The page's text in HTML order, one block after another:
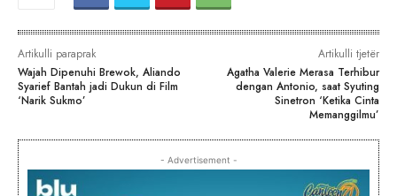
Artikulli paraprak
Wajah Dipenuhi Brewok, Aliando
Syarief Bantah jadi Dukun di Film
‘Narik Sukmo’
Artikulli tjetër
Agatha Valerie Merasa Terhibur
dengan Antonio, saat Syuting
Sinetron ‘Ketika Cinta
Memanggilmu’
- Advertisement -